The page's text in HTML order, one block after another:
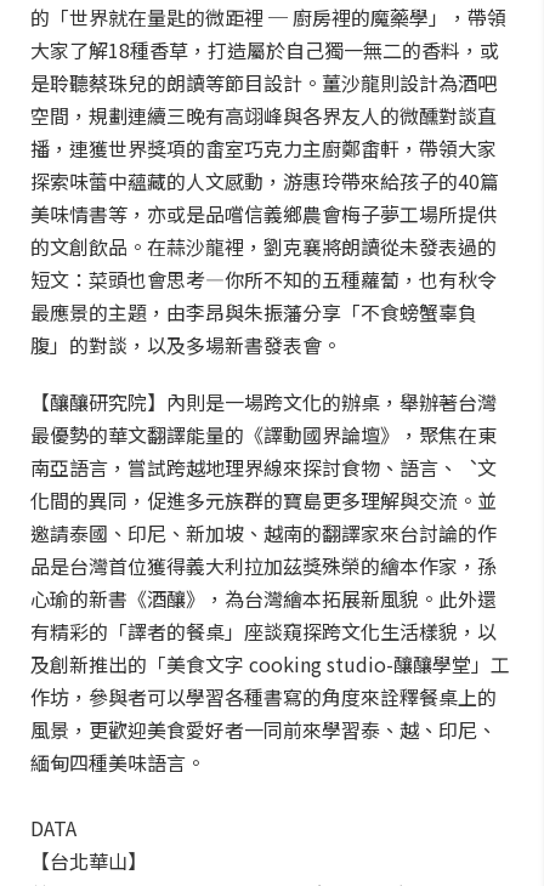
的「世界就在量匙的微距裡 ─ 廚房裡的魔藥學」，帶領
大家了解18種香草，打造屬於自己獨一無二的香料，或
是聆聽蔡珠兒的朗讀等節目設計。薑沙龍則設計為酒吧
空間，規劃連續三晚有高翊峰與各界友人的微醺對談直
播，連獲世界獎項的畬室巧克力主廚鄭畬軒，帶領大家
探索味蕾中蘊藏的人文感動，游惠玲帶來給孩子的40篇
美味情書等，亦或是品嚐信義鄉農會梅子夢工場所提供
的文創飲品。在蒜沙龍裡，劉克襄將朗讀從未發表過的
短文：菜頭也會思考—你所不知的五種蘿蔔，也有秋令
最應景的主題，由李昂與朱振藩分享「不食螃蟹辜負
腹」的對談，以及多場新書發表會。
【釀釀研究院】內則是一場跨文化的辦桌，舉辦著台灣
最優勢的華文翻譯能量的《譯動國界論壇》，聚焦在東
南亞語言，嘗試跨越地理界線來探討食物、語言、︑文
化間的異同，促進多元族群的寶島更多理解與交流。並
邀請泰國、印尼、新加坡、越南的翻譯家來台討論的作
品是台灣首位獲得義大利拉加茲獎殊榮的繪本作家，孫
心瑜的新書《酒釀》，為台灣繪本拓展新風貌。此外還
有精彩的「譯者的餐桌」座談窺探跨文化生活樣貌，以
及創新推出的「美食文字 cooking studio-釀釀學堂」工
作坊，參與者可以學習各種書寫的角度來詮釋餐桌上的
風景，更歡迎美食愛好者一同前來學習泰、越、印尼、
緬甸四種美味語言。
DATA
【台北華山】